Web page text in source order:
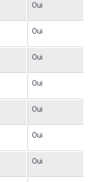
Oui
Oui
Oui
Oui
Oui
Oui
Oui